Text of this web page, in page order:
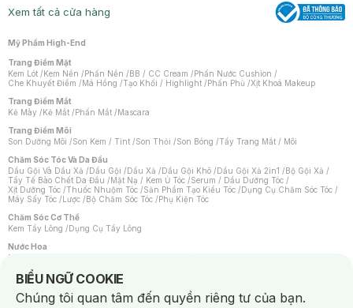
Xem tất cả cửa hàng
Mỹ Phẩm High-End
Trang Điểm Mặt
Kem Lót /Kem Nền /Phấn Nền /BB / CC Cream /Phấn Nước Cushion /
Che Khuyết Điểm /Má Hồng /Tạo Khối / Highlight /Phấn Phủ /Xịt Khoá Makeup
Trang Điểm Mắt
Kẻ Mày /Kẻ Mắt /Phấn Mắt /Mascara
Trang Điểm Môi
Son Dưỡng Môi /Son Kem / Tint /Son Thỏi /Son Bóng /Tẩy Trang Mắt / Môi
Chăm Sóc Tóc Và Da Đầu
Dầu Gội Và Dầu Xả /Dầu Gội /Dầu Xả /Dầu Gội Khô /Dầu Gội Xả 2in1 /Bộ Gội Xả /
Tẩy Tế Bào Chết Da Đầu /Mặt Nạ / Kem Ủ Tóc /Serum / Dầu Dưỡng Tóc /
Xịt Dưỡng Tóc /Thuốc Nhuộm Tóc /Sản Phẩm Tạo Kiểu Tóc /Dụng Cụ Chăm Sóc Tóc /
Máy Sấy Tóc /Lược /Bộ Chăm Sóc Tóc /Phụ Kiện Tóc
Chăm Sóc Cơ Thể
Kem Tẩy Lông /Dụng Cụ Tẩy Lông
Nước Hoa
Nước Hoa Nữ
Chăm Sóc Cá Nhân
Chống Muỗi /Khẩu Trang /Máy Massage/Mặt Nạ Xông Hơi /Nước Rửa Tay/
Sản Phẩm Chăm Sóc Khác /Bàn Chải Đánh Răng /Bàn Chải Điện/
BIỂU NGỮ COOKIE
Notice about cookies usage
Chúng tôi quan tâm đến quyền riêng tư của bạn.